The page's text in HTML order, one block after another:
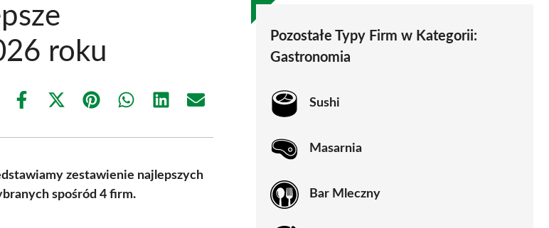
roku
Share
Share
(Twitter)
Share Share Share Share
zestawienie najlepszych
spośród 4 firm.
Pozostałe Typy Firm w Kategorii:
Gastronomia
Sushi
Masarnia
Bar Mleczny